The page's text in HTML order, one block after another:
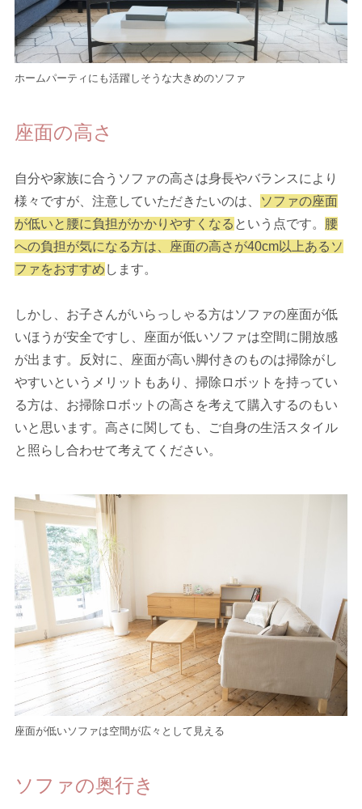
ホームパーティにも活躍しそうな大きめのソファ
座面の高さ
自分や家族に合うソファの高さは身長やバランスにより
様々ですが、注意していただきたいのは、
ソファの座面
が低いと腰に負担がかかりやすくなる という点です。
腰
への負担が気になる方は、座面の高さが40cm以上あるソ
ファをおすすめ します。
しかし、お子さんがいらっしゃる方はソファの座面が低
いほうが安全ですし、座面が低いソファは空間に開放感
が出ます。反対に、座面が高い脚付きのものは掃除がし
やすいというメリットもあり、掃除ロボットを持ってい
る方は、お掃除ロボットの高さを考えて購入するのもい
いと思います。高さに関しても、ご自身の生活スタイル
と照らし合わせて考えてください。
座面が低いソファは空間が広々として見える
ソファの奥行き